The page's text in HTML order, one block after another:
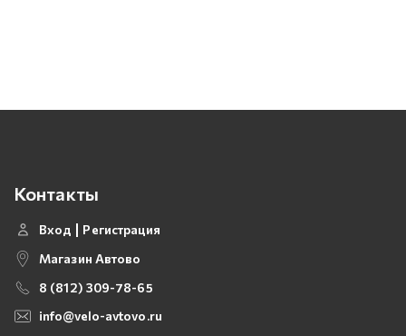
Контакты
Вход
Регистрация
Магазин Автово
8 (812) 309-78-65
info@velo-avtovo.ru